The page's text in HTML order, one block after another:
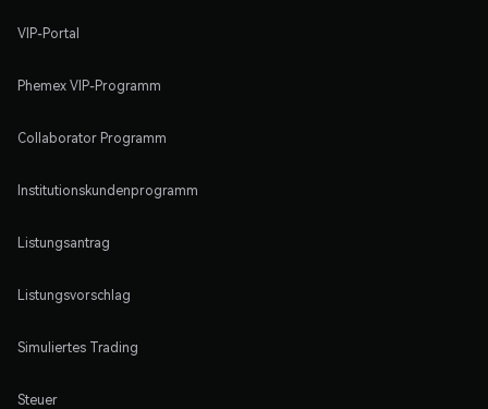
VIP-Portal
Phemex VIP-Programm
Collaborator Programm
Institutionskundenprogramm
Listungsantrag
Listungsvorschlag
Simuliertes Trading
Steuer